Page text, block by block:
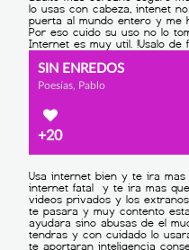
SIN ENREDOS
Poesías, Pablo
+20